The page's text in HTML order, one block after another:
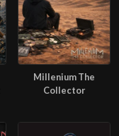
Millenium The
Collector